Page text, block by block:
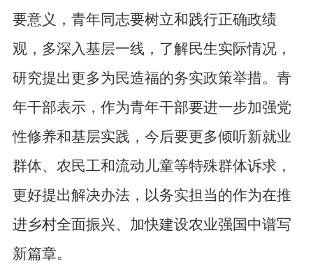
要意义，青年同志要树立和践行正确政绩
观，多深入基层一线，了解民生实际情况，
研究提出更多为民造福的务实政策举措。青
年干部表示，作为青年干部要进一步加强党
性修养和基层实践，今后要更多倾听新就业
群体、农民工和流动儿童等特殊群体诉求，
更好提出解决办法， 以务实担当的作为在推
进乡村全面振兴、加快建设农业强国中谱写
新篇章。